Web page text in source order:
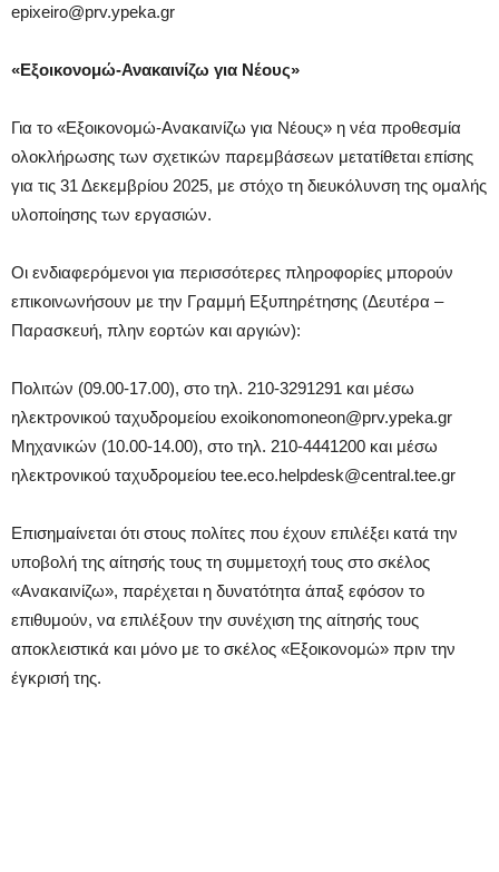
epixeiro@prv.ypeka.gr
«Εξοικονομώ-Ανακαινίζω για Νέους»
Για το «Εξοικονομώ-Ανακαινίζω για Νέους» η νέα προθεσμία
ολοκλήρωσης των σχετικών παρεμβάσεων μετατίθεται επίσης
για τις 31 Δεκεμβρίου 2025, με στόχο τη διευκόλυνση της ομαλής
υλοποίησης των εργασιών.
Οι ενδιαφερόμενοι για περισσότερες πληροφορίες μπορούν
επικοινωνήσουν με την Γραμμή Εξυπηρέτησης (Δευτέρα –
Παρασκευή, πλην εορτών και αργιών):
Πολιτών (09.00-17.00), στο τηλ. 210-3291291 και μέσω
ηλεκτρονικού ταχυδρομείου exoikonomoneon@prv.ypeka.gr
Μηχανικών (10.00-14.00), στο τηλ. 210-4441200 και μέσω
ηλεκτρονικού ταχυδρομείου tee.eco.helpdesk@central.tee.gr
Επισημαίνεται ότι στους πολίτες που έχουν επιλέξει κατά την
υποβολή της αίτησής τους τη συμμετοχή τους στο σκέλος
«Ανακαινίζω», παρέχεται η δυνατότητα άπαξ εφόσον το
επιθυμούν, να επιλέξουν την συνέχιση της αίτησής τους
αποκλειστικά και μόνο με το σκέλος «Εξοικονομώ» πριν την
έγκρισή της.